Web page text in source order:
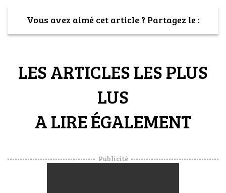
Vous avez aimé cet article ? Partagez le :
LES ARTICLES LES PLUS
LUS
A LIRE ÉGALEMENT
Publicité